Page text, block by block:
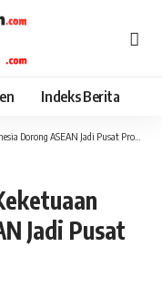
Indeks Berita
Dorong ASEAN Jadi Pusat Produksi
Jadi Pusat